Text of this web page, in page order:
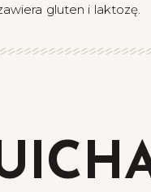
gluten i laktozę.